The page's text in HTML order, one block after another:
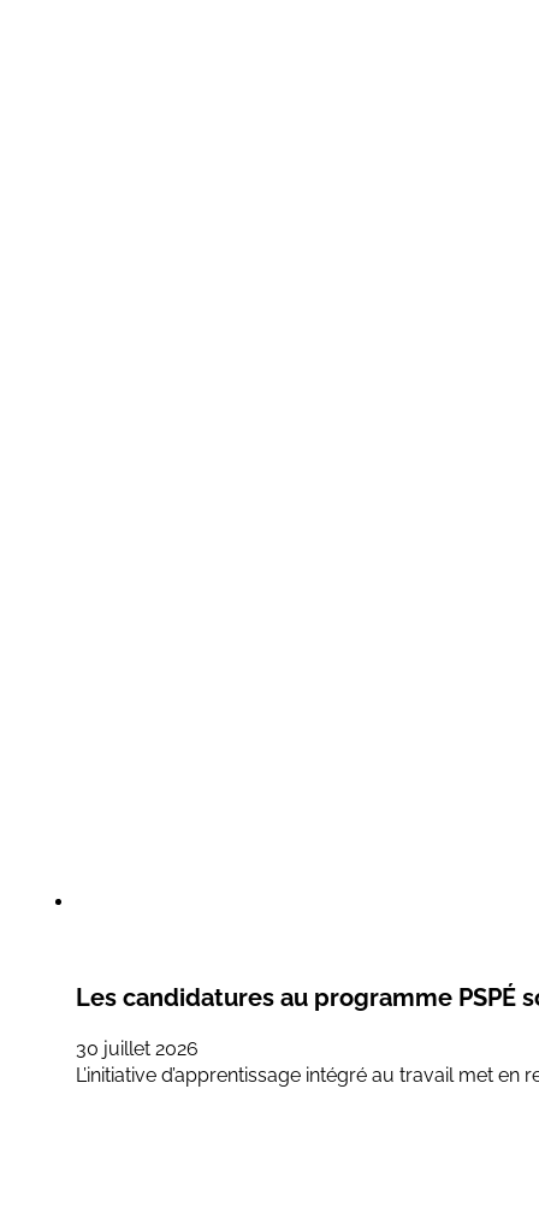
Les candidatures au programme PSPÉ
30 juillet 2026
L’initiative d’apprentissage intégré au travail met en